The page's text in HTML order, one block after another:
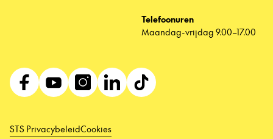
Telefoonuren
Maandag-vrijdag 9.00–17.00
STS PrivacybeleidCookies